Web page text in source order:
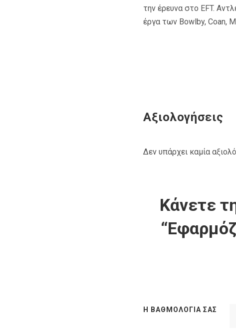
την έρευνα στο EFT.
έργα των Bowlby, Coan,
Αξιολογήσεις
Δεν υπάρχει καμία
Κάνετε
Η ΒΑΘΜΟΛΟΓΊΑ ΣΑΣ